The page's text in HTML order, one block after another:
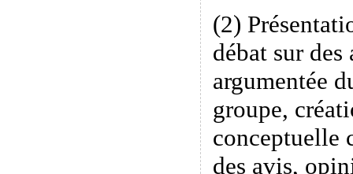
(2)
débat sur
argumentée
groupe,
conceptuelle
des avis,